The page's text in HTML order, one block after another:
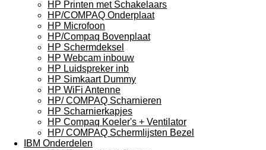
HP Printen met Schakelaars
HP/COMPAQ Onderplaat
HP Microfoon
HP/Compaq Bovenplaat
HP Schermdeksel
HP Webcam inbouw
HP Luidspreker inb
HP Simkaart Dummy
HP WiFi Antenne
HP/ COMPAQ Scharnieren
HP Scharnierkapjes
HP Compaq Koeler's + Ventilator
HP/ COMPAQ Schermlijsten Bezel
IBM Onderdelen